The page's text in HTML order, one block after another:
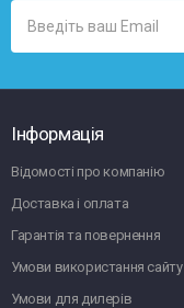
Інформація
Відомості про компанію
Доставка і оплата
Гарантія та повернення
Умови використання сайту
Умови для дилерів